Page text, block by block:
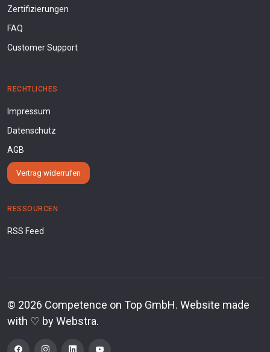
Zertifizierungen
FAQ
Customer Support
RECHTLICHES
Impressum
Datenschutz
AGB
Vertrag widerrufen
RESSOURCEN
RSS Feed
© 2026 Competence on Top GmbH. Website made
with ♡ byWebstra.